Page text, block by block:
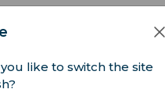
200 pays, y compris la
like to switch the site